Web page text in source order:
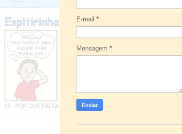
E-mail *
Mensagem *